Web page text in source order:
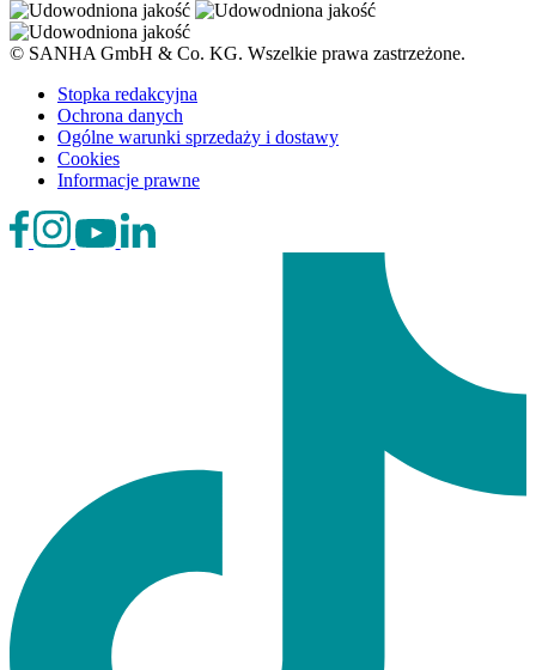
© SANHA GmbH & Co. KG. Wszelkie prawa zastrzeżone.
Stopka redakcyjna
Ochrona danych
Ogólne warunki sprzedaży i dostawy
Cookies
Informacje prawne